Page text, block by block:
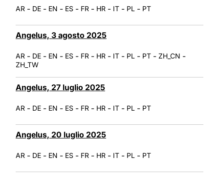
AR - DE - EN - ES - FR - HR - IT - PL - PT
Angelus, 3 agosto 2025
AR - DE - EN - ES - FR - HR - IT - PL - PT - ZH_CN -
ZH_TW
Angelus, 27 luglio 2025
AR - DE - EN - ES - FR - HR - IT - PL - PT
Angelus, 20 luglio 2025
AR - DE - EN - ES - FR - HR - IT - PL - PT